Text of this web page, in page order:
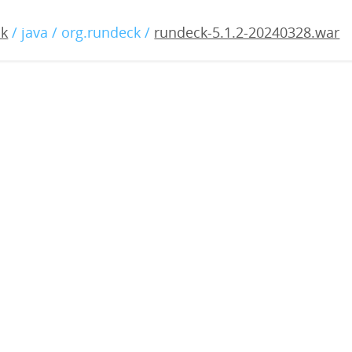
/ java / org.rundeck / rundeck-5.1.2-20240328.war
20240328.war